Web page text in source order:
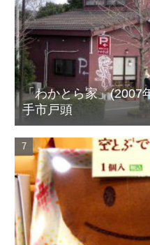
「わかとら家」
手市戸頭